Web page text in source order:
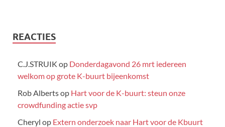
REACTIES
C.J.STRUIK op Donderdagavond 26 mrt iedereen
welkom op grote K-buurt bijeenkomst
Rob Albertsop Hart voor de K-buurt: steun onze
crowdfunding actie svp
Cheryl op Extern onderzoek naar Hart voor de Kbuurt